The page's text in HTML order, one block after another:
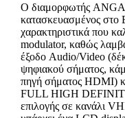
Ο διαμορφωτής
κατασκευασμένος στο
χαρακτηριστικά που
modulator, καθώς
έξοδο Audio/Videο
ψηφιακού σήματος,
πηγή σήματος HDMI)
FULL HIGH
επιλογής σε κανάλι